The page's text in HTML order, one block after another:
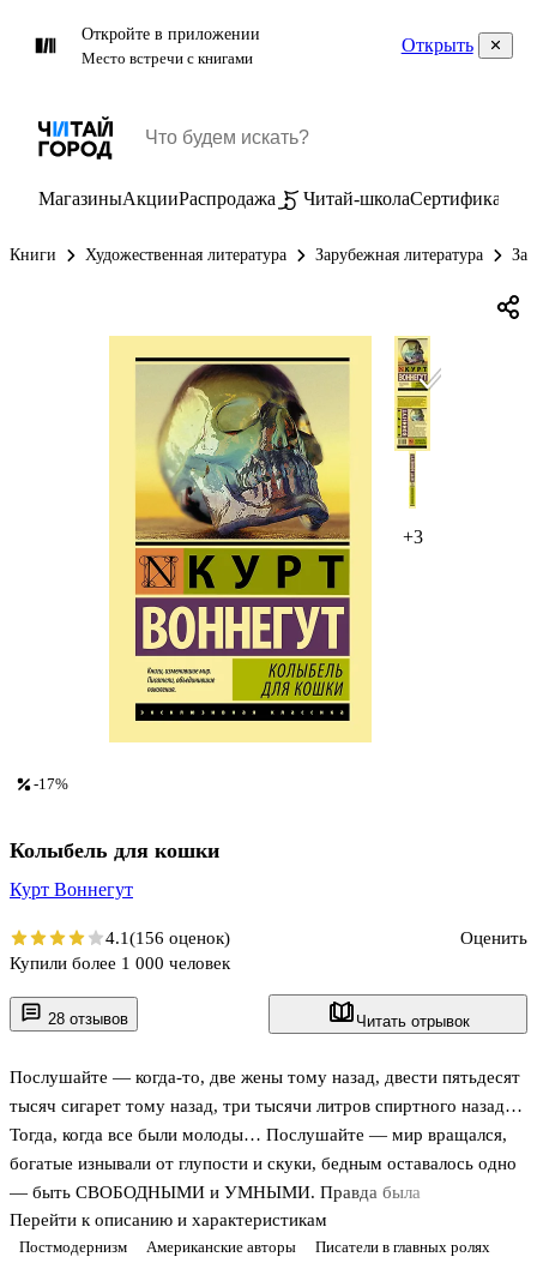
Откройте в приложении
Место встречи с книгами
Открыть
МагазиныАкцииРаспродажа Читай-школаСертификаты
Книги Художественная литература Зарубежная литература
+3
28 отзывов Читать отрывок
Постмодернизм Американские авторы Писатели в главных ролях
Послушайте — когда-то, две жены тому назад, двести пятьдесят
тысяч сигарет тому назад, три тысячи литров спиртного назад…
Тогда, когда все были молоды… Послушайте — мир вращался,
богатые изнывали от глупости и скуки, бедным оставалось одно
— быть СВОБОДНЫМИ и УМНЫМИ. Правда была
неправдоподобнее всякого вымысла. Женщины были злы и
красивы, а мужчины — несчастны и полны глупых надежд. И
Перейти к описанию и характеристикам
-17%
Колыбель для кошки
Курт Воннегут
4.1(156 оценок)
Оценить
Купили более 1 000 человек